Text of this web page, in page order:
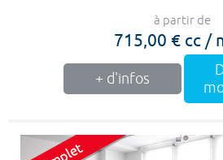
à partir de
715,00 € cc /
+ d'infos